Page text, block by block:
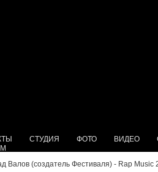
СТУДИЯ ФОТО ВИДЕО
Валов (создатель Фестиваля) - Rap